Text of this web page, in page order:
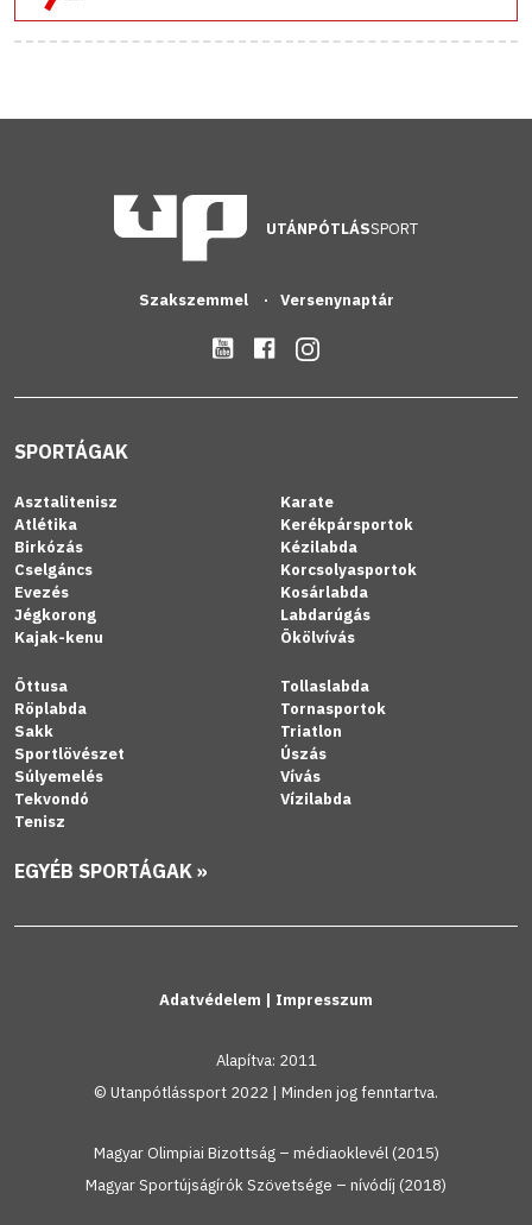
UTÁNPÓTLÁSSPORT
Szakszemmel Versenynaptár
SPORTÁGAK
Asztalitenisz
Atlétika
Birkózás
Cselgáncs
Evezés
Jégkorong
Kajak-kenu
Karate
Kerékpársportok
Kézilabda
Korcsolyasportok
Kosárlabda
Labdarúgás
Ökölvívás
Öttusa
Röplabda
Sakk
Sportlövészet
Súlyemelés
Tekvondó
Tenisz
Tollaslabda
Tornasportok
Triatlon
Úszás
Vívás
Vízilabda
EGYÉB SPORTÁGAK »
Adatvédelem | Impresszum
Alapítva: 2011
© Utanpótlássport 2022 | Minden jog fenntartva.
Magyar Olimpiai Bizottság – médiaoklevél (2015)
Magyar Sportújságírók Szövetsége – nívódíj (2018)